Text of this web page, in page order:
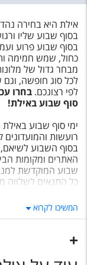
אילת היא בחירה
בסוף שבוע שליו
בסוף שבוע פרוע
כחול, שמש חמימה
מבחר גדול של
לכל סוג חופשה, וגם
לפי רצונכם. בחרו
סוף שבוע באילת!
ימי סוף שבוע
רועשות
בסוף השבוע
האתרים ומקומות
שבוע המוקדשת
כל התנאים לשלווה
המשיכו לקרוא